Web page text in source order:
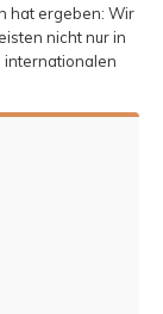
hat ergeben: Wir
nicht nur in
internationalen